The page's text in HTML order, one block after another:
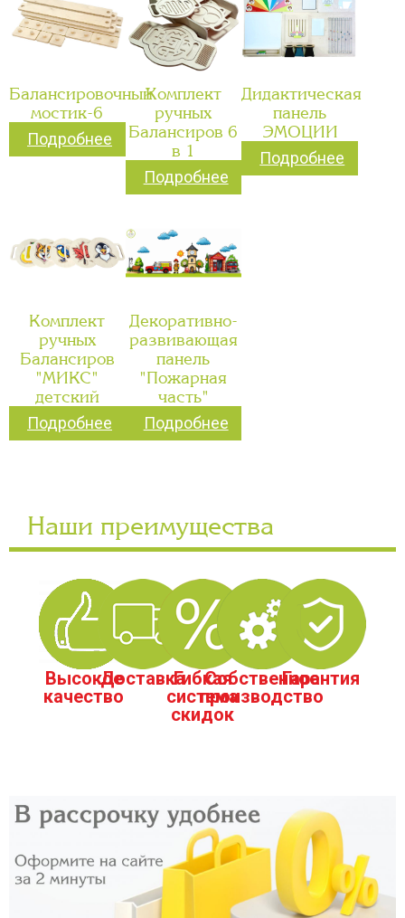
Балансировочный
мостик-6
Подробнее
Комплект
ручных
Балансиров 6
в 1
Подробнее
Дидактическая
панель
ЭМОЦИИ
Подробнее
Комплект
ручных
Балансиров
"МИКС"
детский
Подробнее
Декоративно-
развивающая
панель
"Пожарная
часть"
Подробнее
Наши преимущества
Высокое
качество
ДоставкаГибкая
система
скидок
Собственное
производство
Гарантия